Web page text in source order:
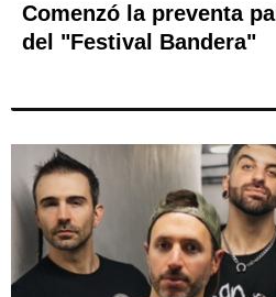
Comenzó la preventa
del "Festival Bandera"